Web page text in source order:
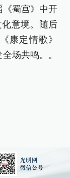
蜀宫》中开
化意境。随后
康定情歌》
场共鸣。。